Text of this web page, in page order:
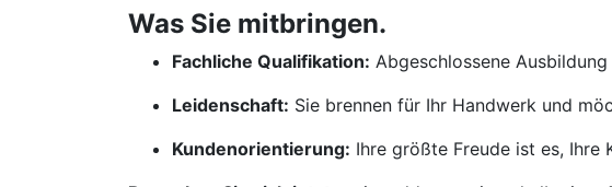
Was Sie mitbringen.
Fachliche Qualifikation: Abgeschlossene
Leidenschaft: Sie brennen für Ihr Handwerk und
Kundenorientierung: Ihre größte Freude ist es, Ihre